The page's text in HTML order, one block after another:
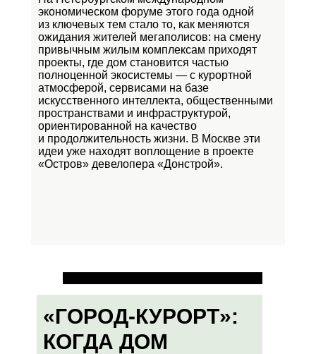
экономическом форуме этого года одной
из ключевых тем стало то, как меняются
ожидания жителей мегаполисов: на смену
привычным жилым комплексам приходят
проекты, где дом становится частью
полноценной экосистемы — с курортной
атмосферой, сервисами на базе
искусственного интеллекта, общественными
пространствами и инфраструктурой,
ориентированной на качество
и продолжительность жизни. В Москве эти
идеи уже находят воплощение в проекте
«Остров» девелопера «Донстрой».
«ГОРОД-КУРОРТ»:
КОГДА ДОМ